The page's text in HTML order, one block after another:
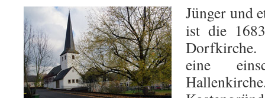
Jünger und
ist die
eine